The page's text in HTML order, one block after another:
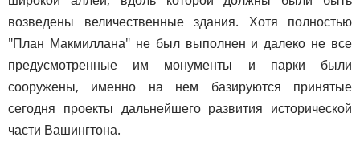
возведены величественные здания. Хотя полностью
"План Макмиллана" не был выполнен и далеко не все
предусмотренные им монументы и парки были
сооружены, именно на нем базируются принятые
сегодня проекты дальнейшего развития исторической
части Вашингтона.